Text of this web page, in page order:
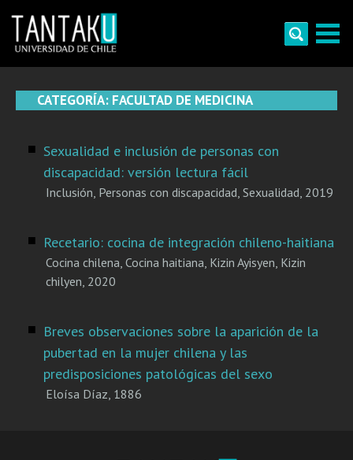
content
CATEGORÍA: FACULTAD DE MEDICINA
Sexualidad e inclusión de personas con
discapacidad: versión lectura fácil
Inclusión, Personas con discapacidad, Sexualidad, 2019
Recetario: cocina de integración chileno-haitiana
Cocina chilena, Cocina haitiana, Kizin Ayisyen, Kizin
chilyen, 2020
Breves observaciones sobre la aparición de la
pubertad en la mujer chilena y las
predisposiciones patológicas del sexo
Eloísa Díaz, 1886